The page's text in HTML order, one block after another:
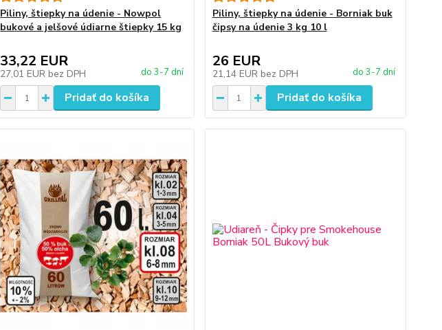
Piliny, štiepky na údenie - Nowpol
bukové a jelšové údiarne štiepky 15 kg
33,22 EUR
27,01 EUR bez DPH do 3-7 dní
Pridať do košíka
Piliny, štiepky na údenie - Borniak buk
čipsy na údenie 3 kg 10 l
26 EUR
21,14 EUR bez DPH do 3-7 dní
Pridať do košíka